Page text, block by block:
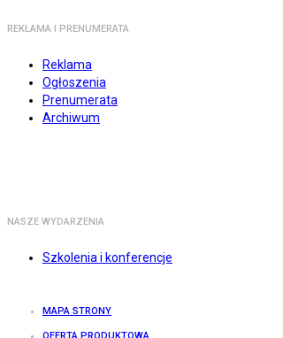
REKLAMA I PRENUMERATA
Reklama
Ogłoszenia
Prenumerata
Archiwum
NASZE WYDARZENIA
Szkolenia i konferencje
MAPA STRONY